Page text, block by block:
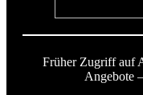
Früher Zugriff auf
Angebote